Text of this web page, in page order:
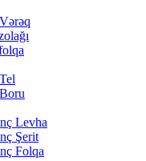
Levha
Şerit
Folqa